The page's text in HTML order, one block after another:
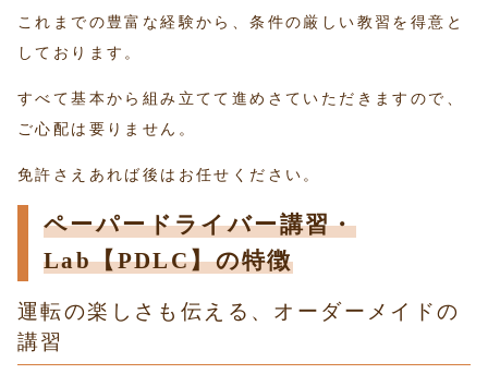
これまでの豊富な経験から、条件の厳しい教習を得意と
しております。
すべて基本から組み立てて進めさていただきますので、
ご心配は要りません。
免許さえあれば後はお任せください。
ペーパードライバー講習・
Lab【PDLC】の特徴
運転の楽しさも伝える、オーダーメイドの
講習